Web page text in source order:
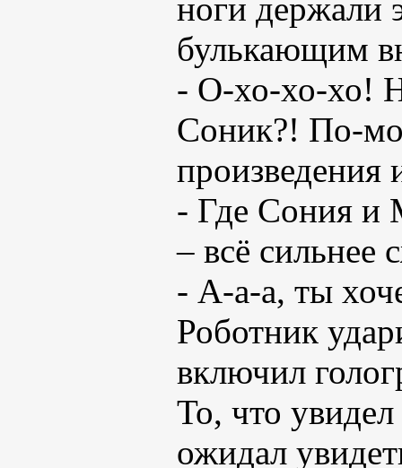
ноги держали
булькающим
- О-хо-хо-хо!
Соник?! По-
произведения
- Где Сония и
– всё сильнее
- А-а-а, ты
Роботник
включил
То, что
ожидал